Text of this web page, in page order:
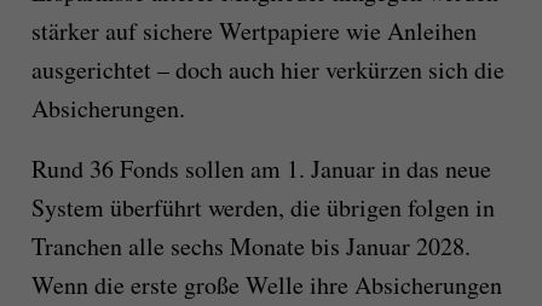
stärker auf sichere Wertpapiere wie Anleihen
ausgerichtet – doch auch hier verkürzen sich die
Absicherungen.
Rund 36 Fonds sollen am 1. Januar in das neue
System überführt werden, die übrigen folgen in
Tranchen alle sechs Monate bis Januar 2028.
Wenn die erste große Welle ihre Absicherungen